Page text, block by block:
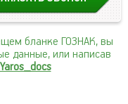
бланке ГОЗНАК, вы
данные, или написав